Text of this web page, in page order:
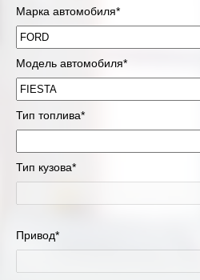
Марка автомобиля*
Модель автомобиля*
Тип топлива*
Тип кузова*
Привод*